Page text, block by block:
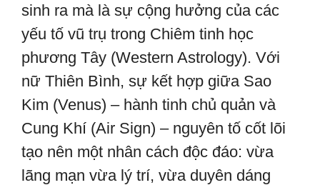
sinh ra mà là sự cộng hưởng của các
yếu tố vũ trụ trong Chiêm tinh học
phương Tây (Western Astrology). Với
nữ Thiên Bình, sự kết hợp giữa Sao
Kim (Venus) – hành tinh chủ quản và
Cung Khí (Air Sign) – nguyên tố cốt lõi
tạo nên một nhân cách độc đáo: vừa
lãng mạn vừa lý trí, vừa duyên dáng